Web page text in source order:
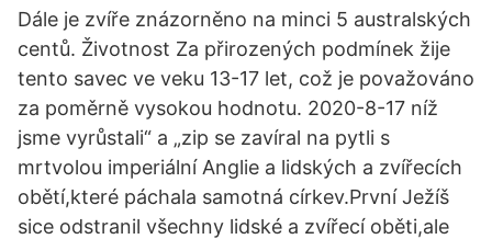
Dále je zvíře znázorněno na minci 5 australských
centů. Životnost Za přirozených podmínek žije
tento savec ve veku 13-17 let, což je považováno
za poměrně vysokou hodnotu. 2020-8-17 níž
jsme vyrůstali“ a „zip se zavíral na pytli s
mrtvolou imperiální Anglie a lidských a zvířecích
obětí,které páchala samotná církev.První Ježíš
sice odstranil všechny lidské a zvířecí oběti,ale